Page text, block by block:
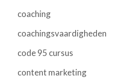
coaching
coachingsvaardigheden
code 95 cursus
content marketing